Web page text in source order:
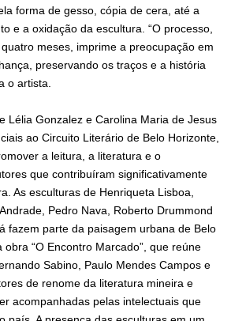
forma de gesso, cópia de cera, até a
e a oxidação da escultura. “O processo,
meses, imprime a preocupação em
preservando os traços e a história
o artista.
Lélia Gonzalez e Carolina Maria de Jesus
ao Circuito Literário de Belo Horizonte,
a leitura, a literatura e o
que contribuíram significativamente
As esculturas de Henriqueta Lisboa,
Pedro Nava, Roberto Drummond
fazem parte da paisagem urbana de Belo
obra “O Encontro Marcado”, que reúne
Sabino, Paulo Mendes Campos e
de renome da literatura mineira e
acompanhadas pelas intelectuais que